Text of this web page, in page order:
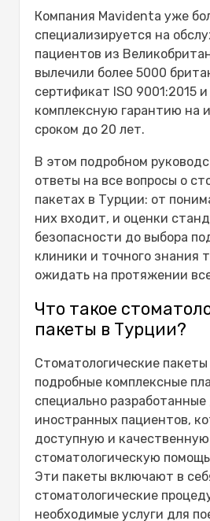
Чего ожидать от
стоматологических
Заключение
Часто задаваемые
стоматологических
Стоит ли ехать
Каковы
зубов?
Как долго
Турции, чтобы
В какой стране
устанавливать
имплантаты?
Турции такие
Компания Mavidenta уже
специализируется на
пациентов из
вылечили более 5000
сертификат ISO 9001:2015
комплексную гарантию на
сроком до 20 лет.
В этом подробном
ответы на все вопросы о
пакетах в Турции: от
них входит, и оценки
безопасности до выбора
клиники и точного знания
ожидать на протяжении
Что такое
пакеты в Турции?
Стоматологические
подробные комплексные
специально разработанные
иностранных пациентов,
доступную и качественную
стоматологическую
Эти пакеты включают в
стоматологические
необходимые услуги для